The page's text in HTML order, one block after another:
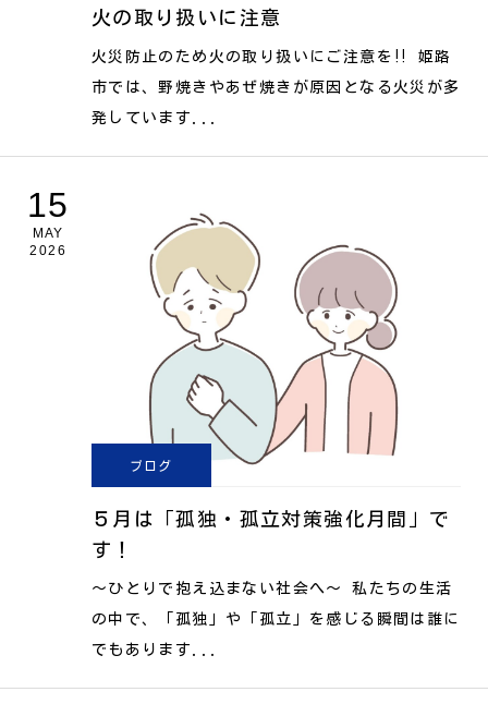
火の取り扱いに注意
火災防止のため火の取り扱いにご注意を‼ 姫路
市では、野焼きやあぜ焼きが原因となる火災が多
発しています...
15
MAY
2026
ブログ
５月は「孤独・孤立対策強化月間」で
す！
〜ひとりで抱え込まない社会へ〜 私たちの生活
の中で、「孤独」や「孤立」を感じる瞬間は誰に
でもあります...